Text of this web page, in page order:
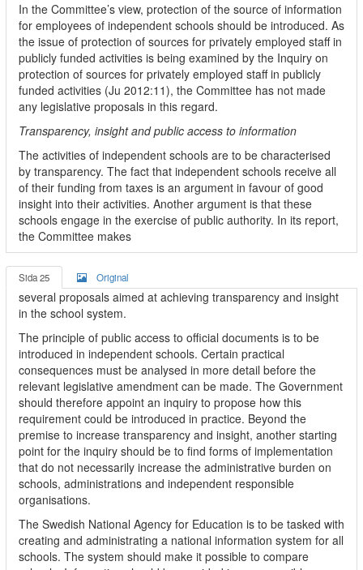
In the Committee’s view, protection of the source of information
for employees of independent schools should be introduced. As
the issue of protection of sources for privately employed staff in
publicly funded activities is being examined by the Inquiry on
protection of sources for privately employed staff in publicly
funded activities (Ju 2012:11), the Committee has not made
any legislative proposals in this regard.
Transparency, insight and public access to information
The activities of independent schools are to be characterised
by transparency. The fact that independent schools receive all
of their funding from taxes is an argument in favour of good
insight into their activities. Another argument is that these
schools engage in the exercise of public authority. In its report,
the Committee makes
Sida 25 Original
several proposals aimed at achieving transparency and insight
in the school system.
The principle of public access to official documents is to be
introduced in independent schools. Certain practical
consequences must be analysed in more detail before the
relevant legislative amendment can be made. The Government
should therefore appoint an inquiry to propose how this
requirement could be introduced in practice. Beyond the
premise to increase transparency and insight, another starting
point for the inquiry should be to find forms of implementation
that do not necessarily increase the administrative burden on
schools, administrations and independent responsible
organisations.
The Swedish National Agency for Education is to be tasked with
creating and administrating a national information system for all
schools. The system should make it possible to compare